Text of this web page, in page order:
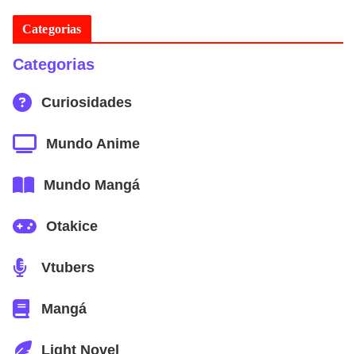
Categorias
Categorias
Curiosidades
Mundo Anime
Mundo Mangá
Otakice
Vtubers
Mangá
Light Novel